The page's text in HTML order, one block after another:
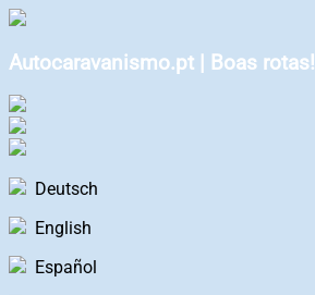
Autocaravanismo.pt | Boas rotas!
Deutsch
English
Español